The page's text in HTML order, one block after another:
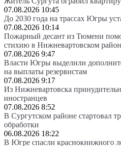
07.08.2026 10:45
До 2030 года на трассах Югры
07.08.2026 10:14
Пожарный десант из Тюмени
стихию в Нижневартовском
07.08.2026 9:47
Власти Югры выделили
на выплаты резервистам
07.08.2026 9:17
Из Нижневартовска
иностранцев
07.08.2026 8:52
В Сургутском районе стартовал
обработки
06.08.2026 18:22
В Югре спасли краснокнижного